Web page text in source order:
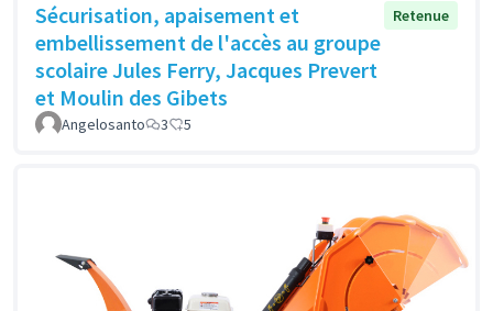
Sécurisation, apaisement et
embellissement de l'accès au groupe
scolaire Jules Ferry, Jacques Prevert
et Moulin des Gibets
Retenue
Angelosanto 3 5